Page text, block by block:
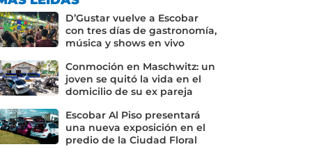
D’Gustar vuelve a Escobar
con tres días de gastronomía,
música y shows en vivo
Conmoción en Maschwitz: un
joven se quitó la vida en el
domicilio de su ex pareja
Escobar Al Piso presentará
una nueva exposición en el
predio de la Ciudad Floral